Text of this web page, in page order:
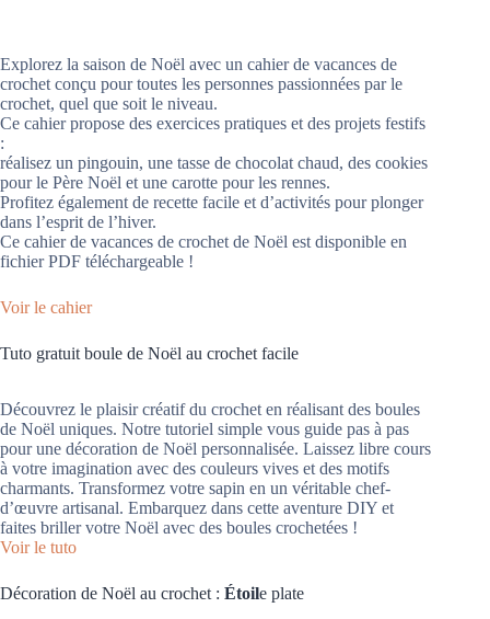
Explorez la saison de Noël avec un cahier de vacances de
crochet conçu pour toutes les personnes passionnées par le
crochet, quel que soit le niveau.
Ce cahier propose des exercices pratiques et des projets festifs
:
réalisez un pingouin, une tasse de chocolat chaud, des cookies
pour le Père Noël et une carotte pour les rennes.
Profitez également de recette facile et d’activités pour plonger
dans l’esprit de l’hiver.
Ce cahier de vacances de crochet de Noël est disponible en
fichier PDF téléchargeable !
Voir le cahier
Tuto gratuit boule de Noël au crochet facile
Découvrez le plaisir créatif du crochet en réalisant des boules
de Noël uniques. Notre tutoriel simple vous guide pas à pas
pour une décoration de Noël personnalisée. Laissez libre cours
à votre imagination avec des couleurs vives et des motifs
charmants. Transformez votre sapin en un véritable chef-
d’œuvre artisanal. Embarquez dans cette aventure DIY et
faites briller votre Noël avec des boules crochetées !
Voir le tuto
Décoration de Noël au crochet : Étoile plate